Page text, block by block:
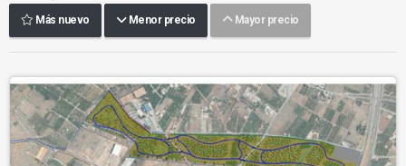
Más nuevo Menor precio Mayor precio